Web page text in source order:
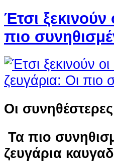
Έτσι
πιο
Οι
Τα πιο
ζευγάρια